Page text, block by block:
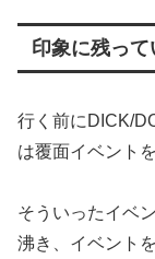
印象に残っ
行く前にDICK/
は覆面イベント
そういったイベ
沸き、イベント